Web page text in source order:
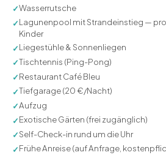
✓Wasserrutsche
✓Lagunenpool mit Strandeinstieg —
Kinder
✓Liegestühle & Sonnenliegen
✓Tischtennis (Ping-Pong)
✓Restaurant Café Bleu
✓Tiefgarage (20 €/Nacht)
✓Aufzug
✓Exotische Gärten (frei zugänglich)
✓Self-Check-in rund um die Uhr
✓Frühe Anreise (auf Anfrage,